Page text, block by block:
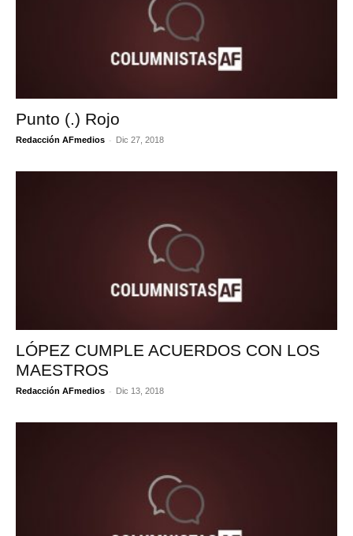
Punto (.) Rojo
Redacción AFmedios - Dic 27, 2018
LÓPEZ CUMPLE ACUERDOS CON LOS
MAESTROS
Redacción AFmedios - Dic 13, 2018